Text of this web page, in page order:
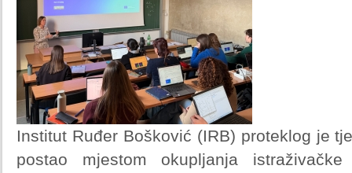
Institut Ruđer Bošković (IRB) proteklog je
postao mjestom okupljanja